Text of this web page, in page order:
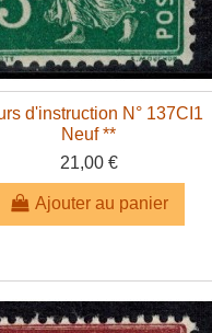
d'instruction N° 137CI1
Neuf **
21,00 €
Ajouter au panier